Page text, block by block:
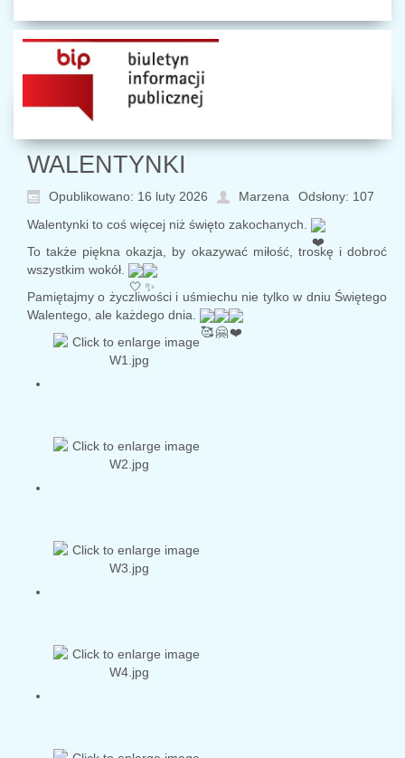
WALENTYNKI
Opublikowano: 16 luty 2026 Marzena
Odsłony: 107
Walentynki to coś więcej niż święto zakochanych.
To także piękna okazja, by okazywać miłość, troskę i dobroć
wszystkim wokół.
Pamiętajmy o życzliwości i uśmiechu nie tylko w dniu Świętego
Walentego, ale każdego dnia.